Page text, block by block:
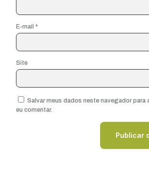
E-mail *
Site
Salvar meus dados neste navegador para
eu comentar.